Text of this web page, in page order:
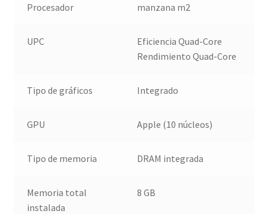
Procesador manzana m2
UPC
Eficiencia Quad-Core
Rendimiento Quad-Core
Tipo de gráficos Integrado
GPU Apple (10 núcleos)
Tipo de memoria DRAM integrada
Memoria total
instalada
8 GB